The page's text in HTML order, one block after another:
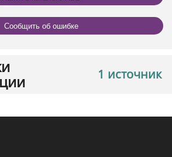
Сообщить об ошибке
1 источник